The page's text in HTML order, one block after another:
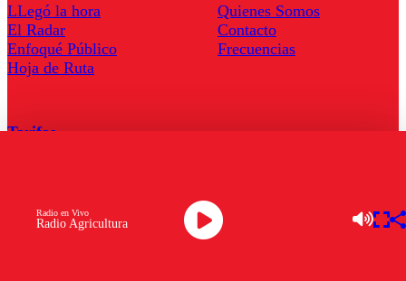
Radio Agricultura
Radio en Vivo
LLegó la hora
El Radar
Enfoqué Público
Hoja de Ruta
Quienes Somos
Contacto
Frecuencias
Tarifas